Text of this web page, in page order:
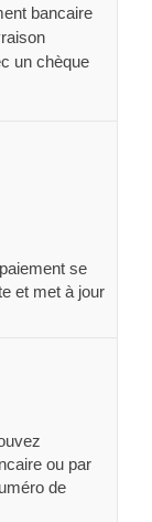
bancaire
un chèque
se
et met à jour
ou par
de